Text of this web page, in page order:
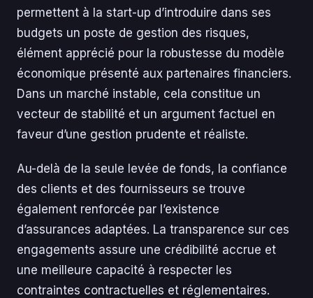
permettent à la start-up d’introduire dans ses
budgets un poste de gestion des risques,
élément apprécié pour la robustesse du modèle
économique présenté aux partenaires financiers.
Dans un marché instable, cela constitue un
vecteur de stabilité et un argument factuel en
faveur d’une gestion prudente et réaliste.
Au-delà de la seule levée de fonds, la confiance
des clients et des fournisseurs se trouve
également renforcée par l’existence
d’assurances adaptées. La transparence sur ces
engagements assure une crédibilité accrue et
une meilleure capacité à respecter les
contraintes contractuelles et réglementaires.